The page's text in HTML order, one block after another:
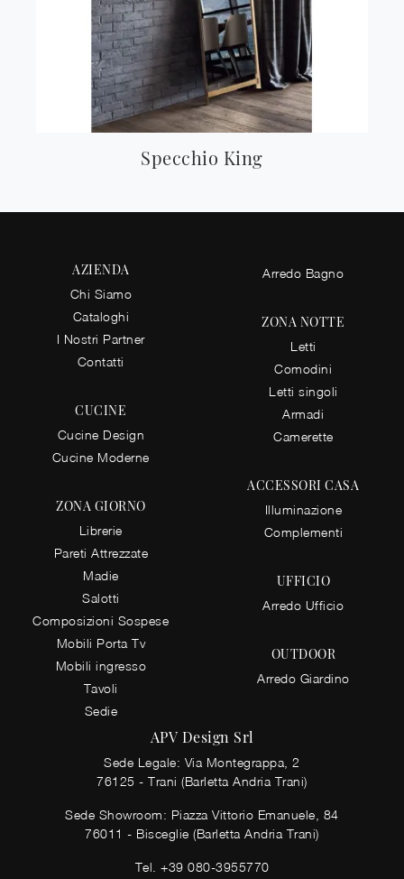
Specchio King
AZIENDA
Chi Siamo
Cataloghi
I Nostri Partner
Contatti
CUCINE
Cucine Design
Cucine Moderne
ZONA GIORNO
Librerie
Pareti Attrezzate
Madie
Salotti
Composizioni Sospese
Mobili Porta Tv
Mobili ingresso
Tavoli
Sedie
Arredo Bagno
ZONA NOTTE
Letti
Comodini
Letti singoli
Armadi
Camerette
ACCESSORI CASA
Illuminazione
Complementi
UFFICIO
Arredo Ufficio
OUTDOOR
Arredo Giardino
APV Design Srl
Sede Legale: Via Montegrappa, 2
76125 - Trani (Barletta Andria Trani)
Sede Showroom: Piazza Vittorio Emanuele, 84
76011 - Bisceglie (Barletta Andria Trani)
Tel. +39 080-3955770